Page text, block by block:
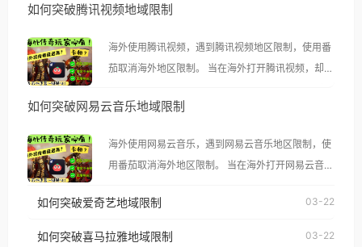
如何突破腾讯视频地域限制
海外使用腾讯视频，遇到腾讯视频地区限制，使用番
茄取消海外地区限制。 当在海外打开腾讯视频，却突
示语。 海外用户如香港、澳门、台湾、美国、加拿
像其他音乐平台一样，出现地区及版权限制问题，且
仅能在中国大陆地区播放。 遇到这个问题的朋友们，
台湾、美国、加拿大、澳大利亚、欧洲等国家和地区
如何突破网易云音乐地域限制
海外使用网易云音乐，遇到网易云音乐地区限制，使
用番茄取消海外地区限制。 当在海外打开网易云音
播放”的提示语。 海外用户如香港、澳门、台湾、美
如何突破爱奇艺地域限制 03-22
如何突破喜马拉雅地域限制 03-22